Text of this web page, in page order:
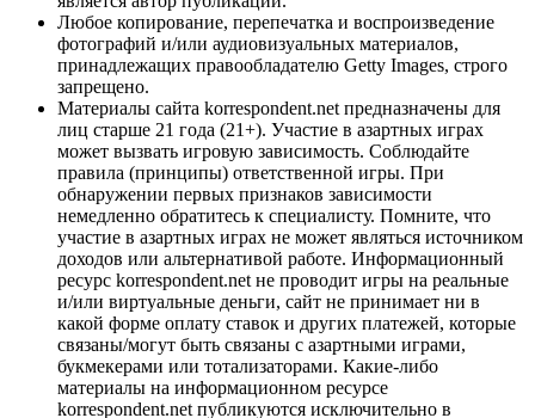
Любое копирование, перепечатка и воспроизведение
фотографий и/или аудиовизуальных материалов,
принадлежащих правообладателю Getty Images, строго
запрещено.
Материалы сайта korrespondent.net предназначены для
лиц старше 21 года (21+). Участие в азартных играх
может вызвать игровую зависимость. Соблюдайте
правила (принципы) ответственной игры. При
обнаружении первых признаков зависимости
немедленно обратитесь к специалисту. Помните, что
участие в азартных играх не может являться источником
доходов или альтернативой работе. Информационный
ресурс korrespondent.net не проводит игры на реальные
и/или виртуальные деньги, сайт не принимает ни в
какой форме оплату ставок и других платежей, которые
связаны/могут быть связаны с азартными играми,
букмекерами или тотализаторами. Какие-либо
материалы на информационном ресурсе
korrespondent.net публикуются исключительно в